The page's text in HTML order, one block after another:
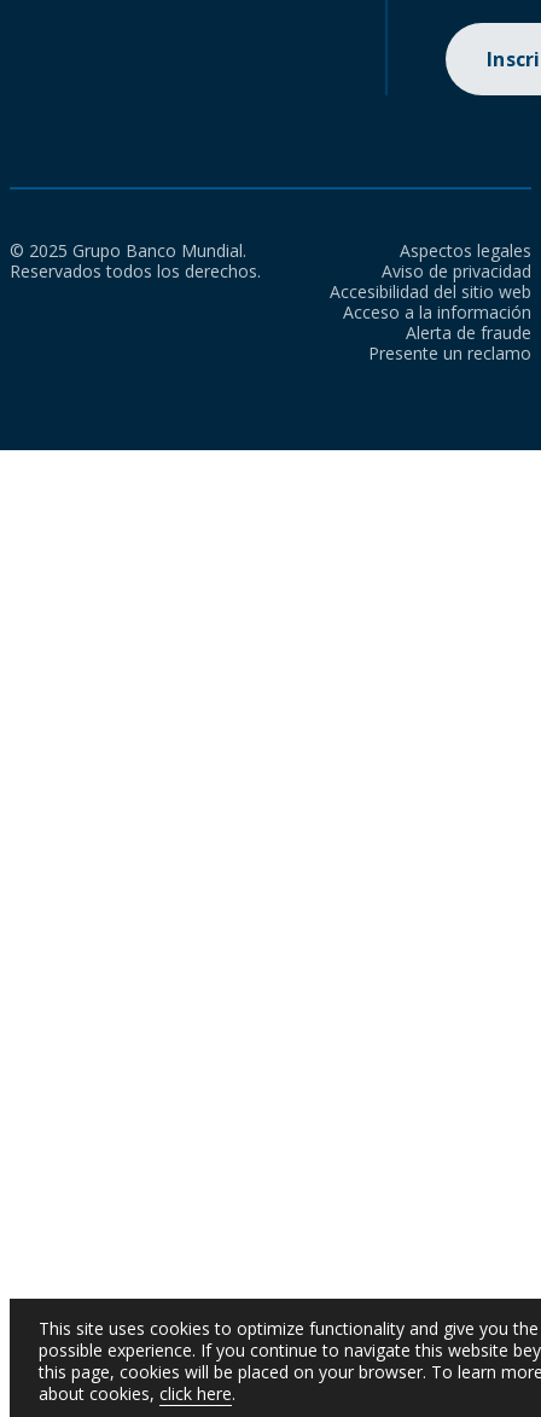
© 2025 Grupo Banco Mundial.
Reservados todos los derechos.
Aspectos legales
Aviso de privacidad
Accesibilidad del sitio web
Acceso a la información
Alerta de fraude
Presente un reclamo
This site uses cookies to optimize functionality and give you
possible experience. If you continue to navigate this website
this page, cookies will be placed on your browser. To learn
about cookies, click here.